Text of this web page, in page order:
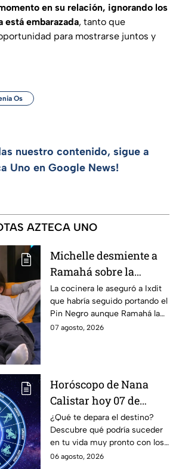
en su relación, ignorando los
está embarazada, tanto que
para mostrarse juntos y
Os
nuestro contenido, sigue a
Uno en Google News!
AZTECA UNO
Michelle desmiente a
Ramahá sobre la
designación del Pin
Negro a un integrante
de las "Divas" en
MasterChef 24/7
La cocinera le aseguró a Ixdit
que habría seguido portando el
Pin Negro aunque Ramahá la
hubiera subido al balcón
07 agosto, 2026
Horóscopo de Nana
Calistar hoy 07 de
agosto; estos signos
podrían dejar de estar
solteros más pronto de
lo que imaginan y
¿Qué te depara el destino?
Descubre qué podría suceder
en tu vida muy pronto con los
horóscopos de Nana Calistar;
06 agosto, 2026